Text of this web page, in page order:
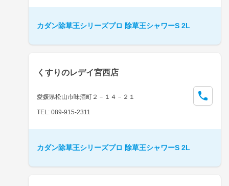
カダン除草王シリーズプロ 除草王シャワーS 2L
くすりのレデイ宮西店
愛媛県松山市味酒町２－１４－２１
TEL: 089-915-2311
カダン除草王シリーズプロ 除草王シャワーS 2L